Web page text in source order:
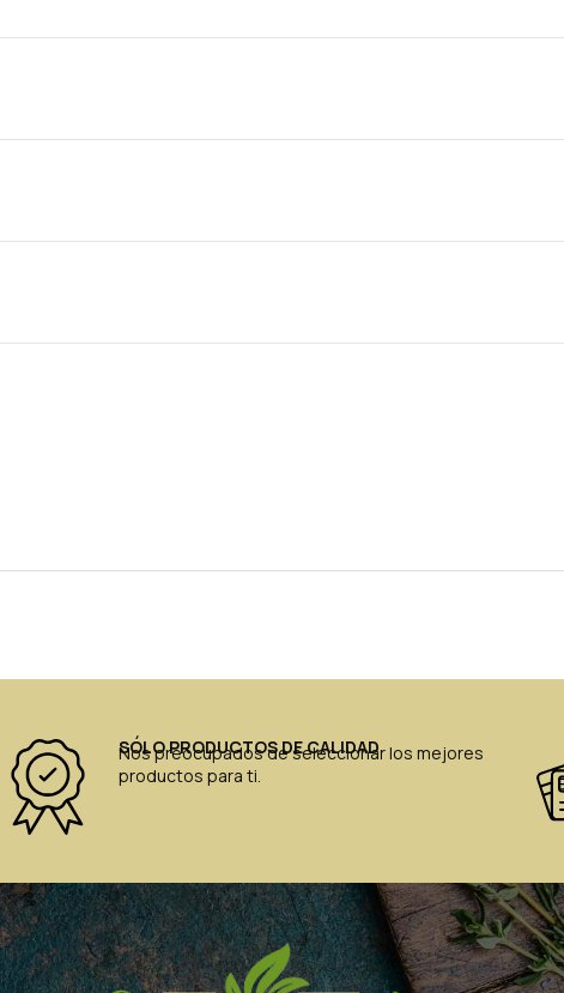
SÓLO PRODUCTOS DE CALIDAD
Nos preocupados de seleccionar los mejores
productos para ti.